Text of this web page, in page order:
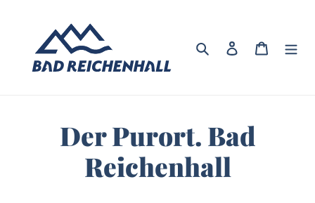
Suchen Einloggen
Der Purort. Bad
Reichenhall